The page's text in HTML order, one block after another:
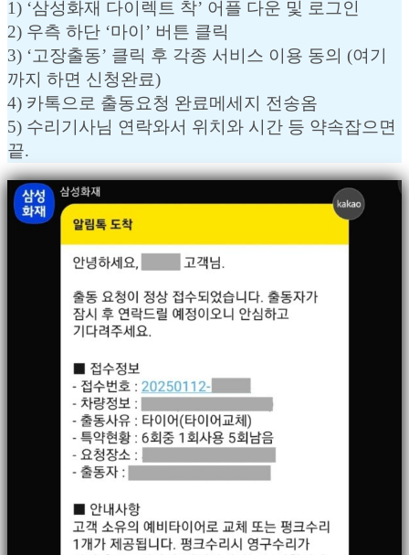
1) ‘삼성화재 다이렉트 착’ 어플 다운 및 로그인
2) 우측 하단 ‘마이’ 버튼 클릭
3) ‘고장출동’ 클릭 후 각종 서비스 이용 동의 (여기
까지 하면 신청완료)
4) 카톡으로 출동요청 완료메세지 전송옴
5) 수리기사님 연락와서 위치와 시간 등 약속잡으면
끝.